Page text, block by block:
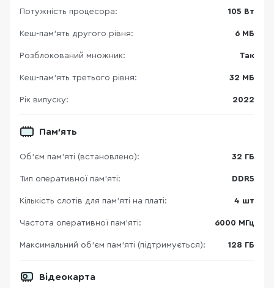
Потужність процесора: 105 Вт
Кеш-пам’ять другого рівня: 6 МБ
Розблокований множник: Так
Кеш-пам’ять третього рівня: 32 МБ
Рік випуску: 2022
Пам'ять
Об’єм пам’яті (встановлено): 32 ГБ
Тип оперативної пам’яті: DDR5
Кількість слотів для пам'яті на платі: 4 шт
Частота оперативної пам'яті: 6000 МГц
Максимальний об’єм пам’яті (підтримується): 128 ГБ
Відеокарта